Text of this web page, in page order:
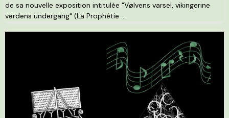
de sa nouvelle exposition intitulée "Vølvens varsel, vikingerine
verdens undergang" (La Prophétie ...